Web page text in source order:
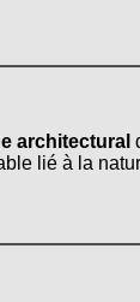
architectural
lié à la